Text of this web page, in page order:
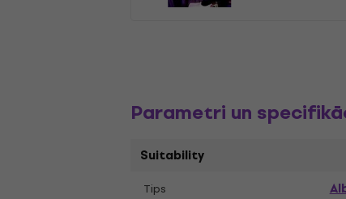
Parametri un
Suitability
Tips